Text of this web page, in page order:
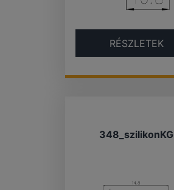
RÉSZLETEK
348_szilikonKG